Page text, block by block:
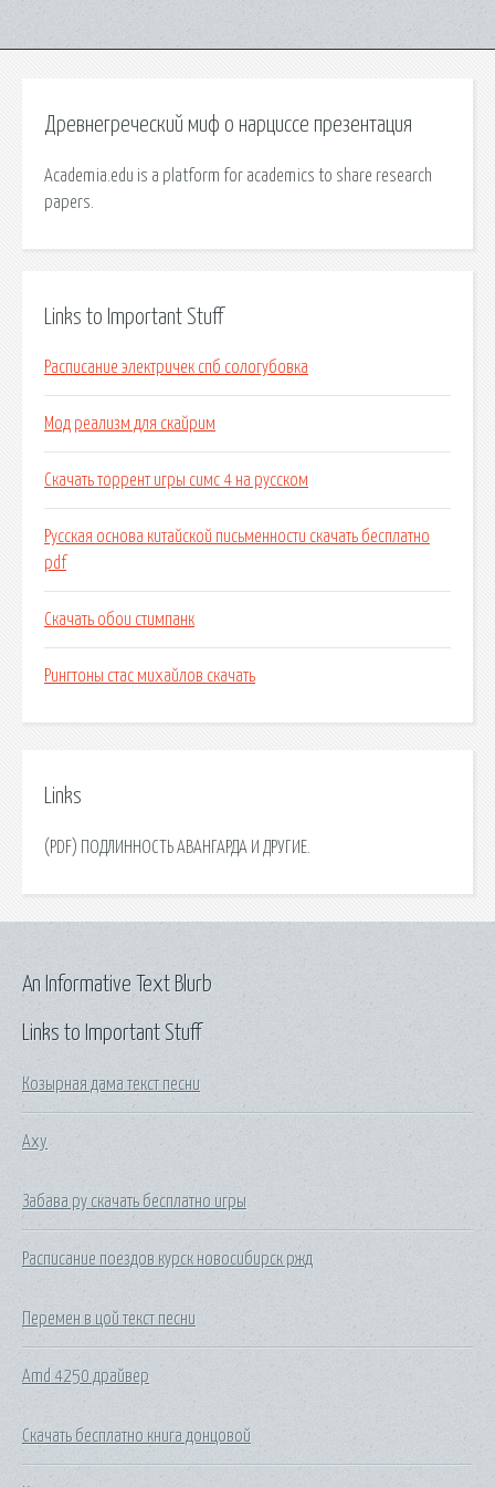
Древнегреческий миф о нарциссе презентация
Academia.edu is a platform for academics to share research
papers.
Links to Important Stuff
Расписание электричек спб сологубовка
Мод реализм для скайрим
Скачать торрент игры симс 4 на русском
Русская основа китайской письменности скачать бесплатно
pdf
Скачать обои стимпанк
Рингтоны стас михайлов скачать
Links
(PDF) ПОДЛИННОСТЬ АВАНГАРДА И ДРУГИЕ.
Links to Important Stuff
Козырная дама текст песни
Axy
Забава ру скачать бесплатно игры
Расписание поездов курск новосибирск ржд
Перемен в цой текст песни
Amd 4250 драйвер
Скачать бесплатно книга донцовой
An Informative Text Blurb